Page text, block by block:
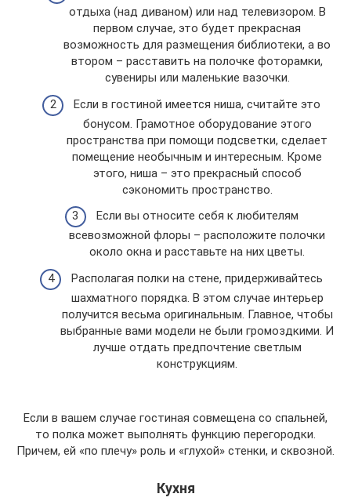
отдыха (над диваном) или над телевизором. В
первом случае, это будет прекрасная
возможность для размещения библиотеки, а во
втором – расставить на полочке фоторамки,
сувениры или маленькие вазочки.
Если в гостиной имеется ниша, считайте это
бонусом. Грамотное оборудование этого
пространства при помощи подсветки, сделает
помещение необычным и интересным. Кроме
этого, ниша – это прекрасный способ
сэкономить пространство.
Если вы относите себя к любителям
всевозможной флоры – расположите полочки
около окна и расставьте на них цветы.
Располагая полки на стене, придерживайтесь
шахматного порядка. В этом случае интерьер
получится весьма оригинальным. Главное, чтобы
выбранные вами модели не были громоздкими. И
лучше отдать предпочтение светлым
конструкциям.
Если в вашем случае гостиная совмещена со спальней,
то полка может выполнять функцию перегородки.
Причем, ей «по плечу» роль и «глухой» стенки, и сквозной.
Кухня